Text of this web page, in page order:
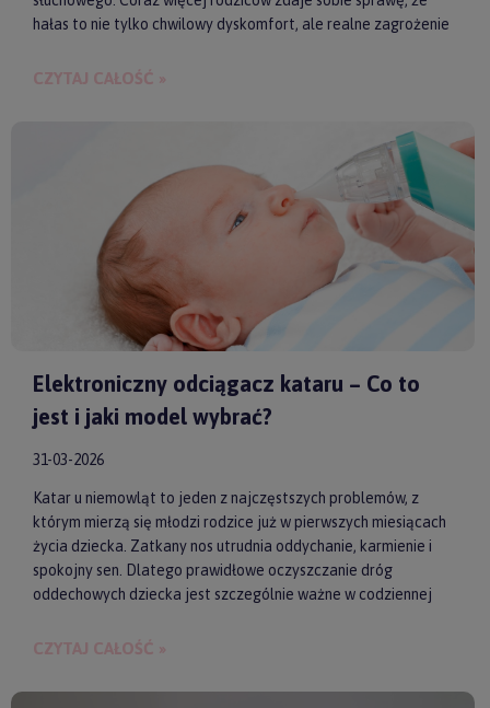
hałas to nie tylko chwilowy dyskomfort, ale realne zagrożenie
słuchawki ochronne przestają być postrzegane jako zbędny
CZYTAJ CAŁOŚĆ »
Elektroniczny odciągacz kataru – Co to
jest i jaki model wybrać?
31-03-2026
Katar u niemowląt to jeden z najczęstszych problemów, z
którym mierzą się młodzi rodzice już w pierwszych miesiącach
życia dziecka. Zatkany nos utrudnia oddychanie, karmienie i
spokojny sen. Dlatego prawidłowe oczyszczanie dróg
oddechowych dziecka jest szczególnie ważne w codziennej
skutecznych akcesoriów wspierających realizację tego
szybko i delikatnie usunąć zalegającą wydzielinę.
CZYTAJ CAŁOŚĆ »